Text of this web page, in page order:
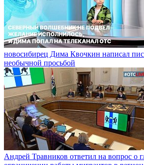
новосибирец Дима Квочкин написал
необычной просьбой
Андрей Травников ответил на вопрос о